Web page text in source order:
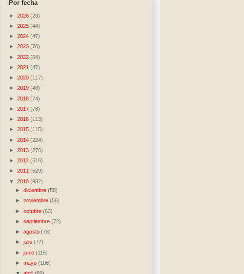
Por fecha
► 2026 (23)
► 2025 (44)
► 2024 (47)
► 2023 (70)
► 2022 (54)
► 2021 (47)
► 2020 (117)
► 2019 (48)
► 2018 (74)
► 2017 (78)
► 2016 (113)
► 2015 (115)
► 2014 (224)
► 2013 (276)
► 2012 (516)
► 2011 (529)
▼ 2010 (982)
►diciembre(58)
►noviembre(56)
►octubre(63)
►septiembre(72)
►agosto(78)
►julio(77)
►junio(115)
►mayo(108)